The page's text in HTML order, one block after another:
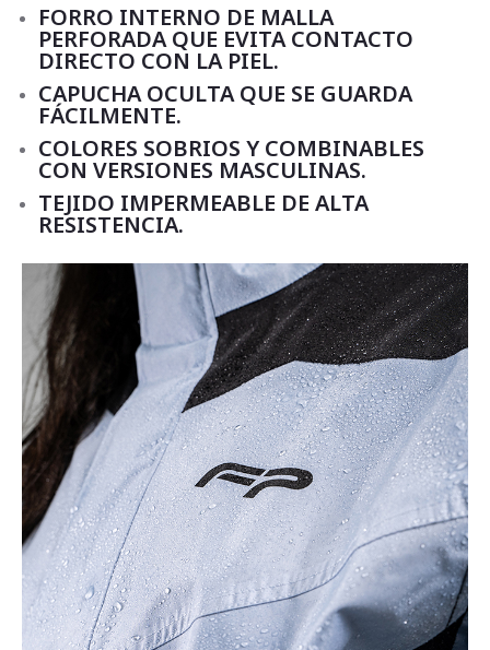
FORRO INTERNO DE MALLA
PERFORADA QUE EVITA CONTACTO
DIRECTO CON LA PIEL.
CAPUCHA OCULTA QUE SE GUARDA
FÁCILMENTE.
COLORES SOBRIOS Y COMBINABLES
CON VERSIONES MASCULINAS.
TEJIDO IMPERMEABLE DE ALTA
RESISTENCIA.